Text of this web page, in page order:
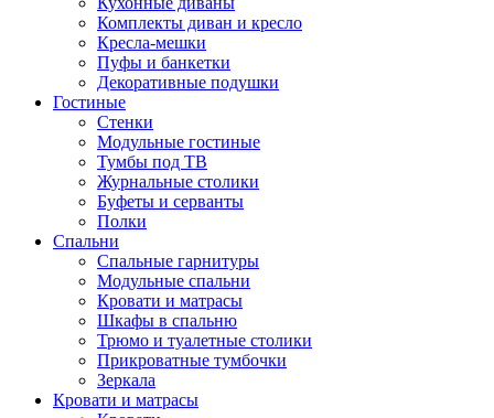
Комплекты диван и кресло
Кресла-мешки
Пуфы и банкетки
Декоративные подушки
Гостиные
Стенки
Модульные гостиные
Тумбы под ТВ
Журнальные столики
Буфеты и серванты
Полки
Спальни
Спальные гарнитуры
Модульные спальни
Кровати и матрасы
Шкафы в спальню
Трюмо и туалетные столики
Прикроватные тумбочки
Зеркала
Кровати и матрасы